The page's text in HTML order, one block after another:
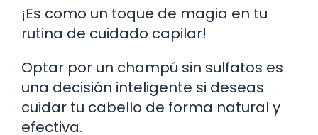
¡Es como un toque de magia en tu
rutina de cuidado capilar!
Optar por un champú sin sulfatos es
una decisión inteligente si deseas
cuidar tu cabello de forma natural y
efectiva.